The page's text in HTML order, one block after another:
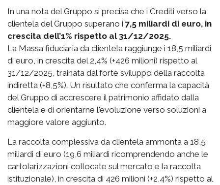
In una nota del Gruppo si precisa che i Crediti verso la
clientela del Gruppo superano i 7,5 miliardi di euro, in
crescita dell’1% rispetto al 31/12/2025.
La Massa fiduciaria da clientela raggiunge i 18,5 miliardi
di euro, in crescita del 2,4% (+426 milioni) rispetto al
31/12/2025, trainata dal forte sviluppo della raccolta
indiretta (+8,5%). Un risultato che conferma la capacità
del Gruppo di accrescere il patrimonio affidato dalla
clientela e di orientarne l'evoluzione verso soluzioni a
maggiore valore aggiunto.
La raccolta complessiva da clientela ammonta a 18,5
miliardi di euro (19,6 miliardi ricomprendendo anche le
cartolarizzazioni collocate sul mercato e la raccolta
istituzionale), in crescita di 426 milioni (+2,4%) rispetto al